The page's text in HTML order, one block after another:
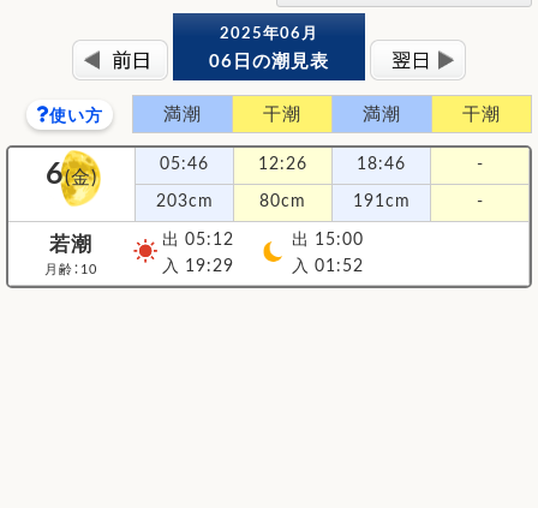
2025年06月
06日の潮見表
使い方 満潮 干潮 満潮 干潮
6(金) 05:46 12:26 18:46
-
203cm
80cm 191cm -
若潮
月齢：10
出 05:12
入 19:29
出 15:00
入 01:52